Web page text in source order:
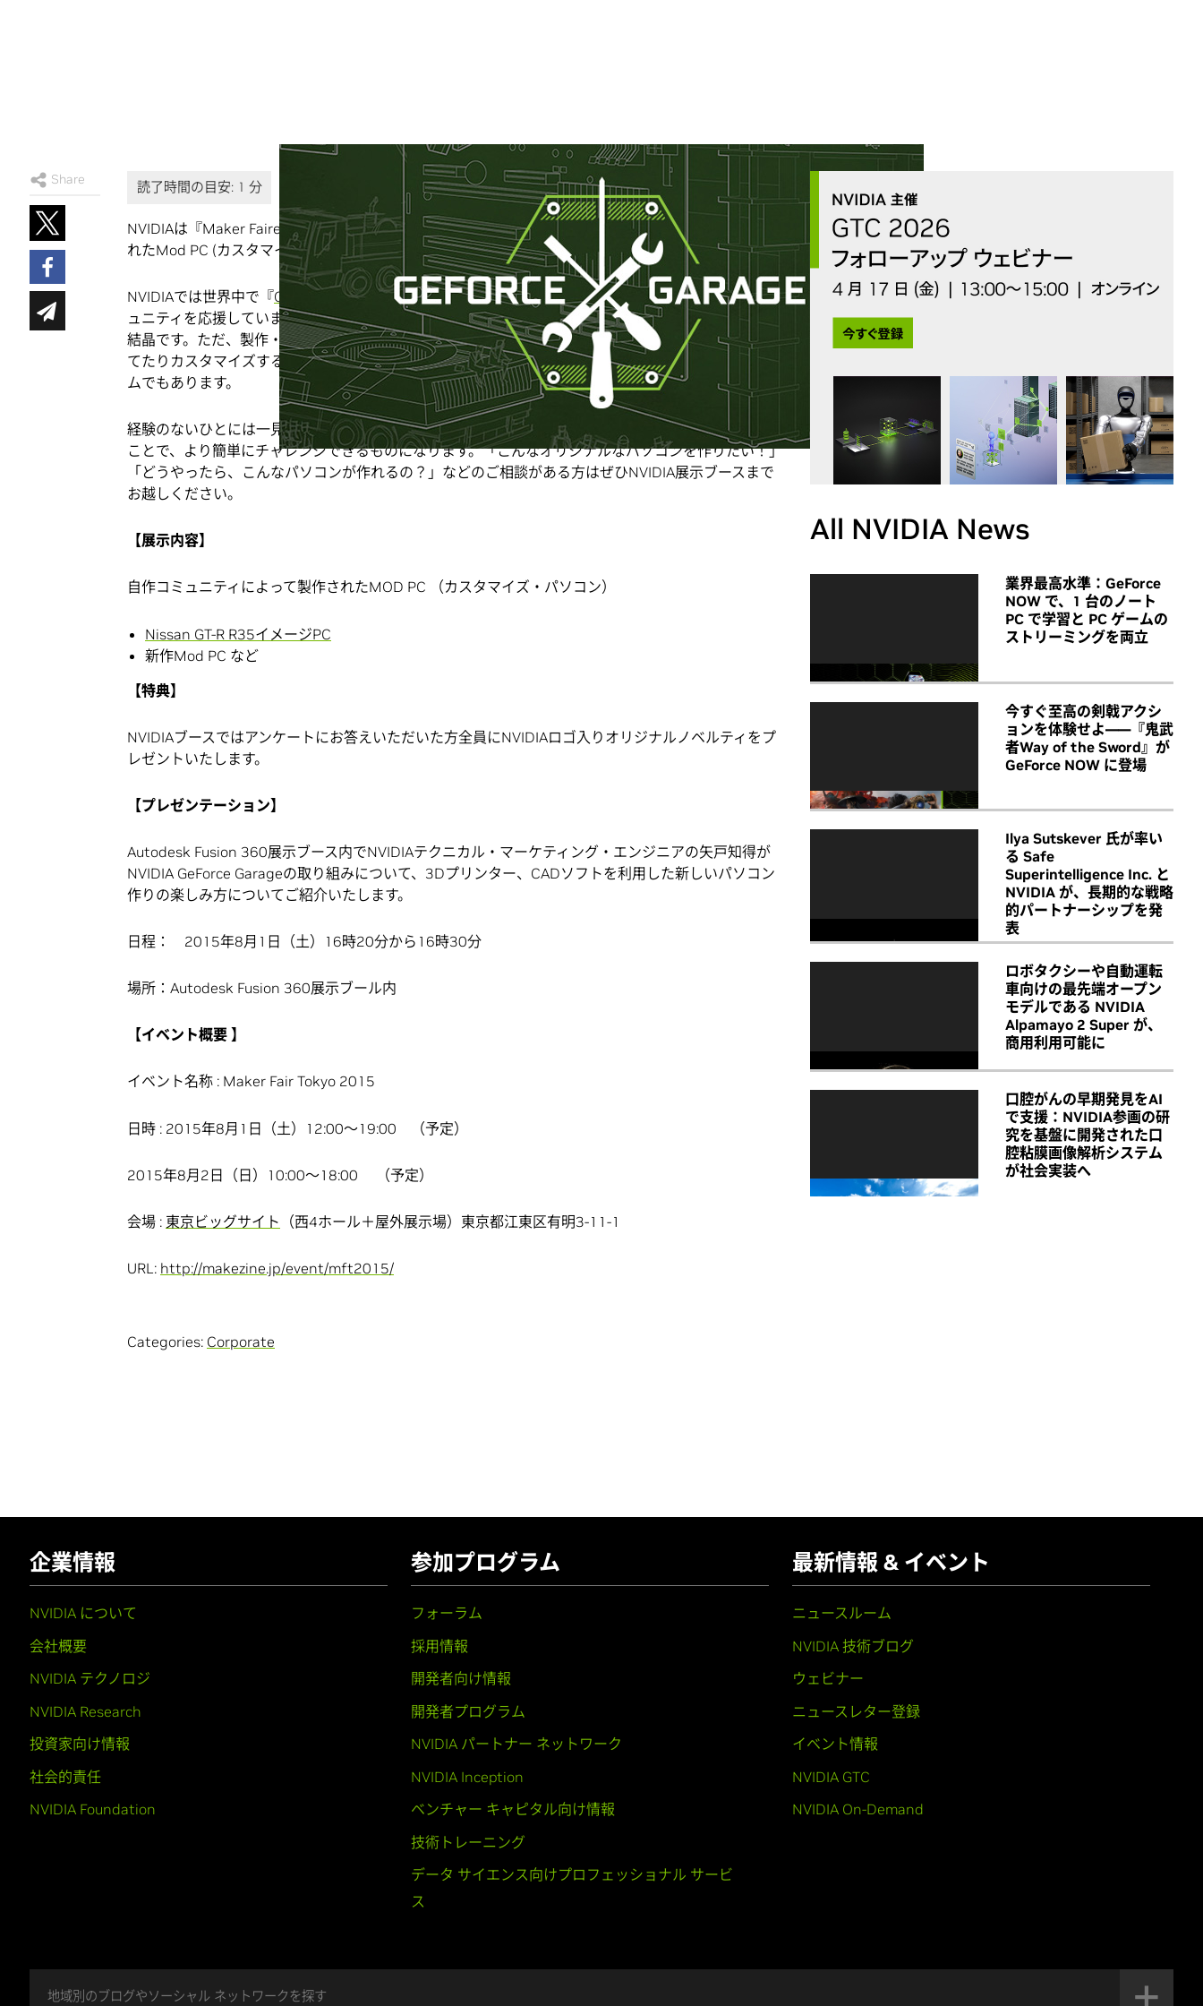
Share
NVIDIAは『Maker Faire Tokyo 』に今年も出展いたします。自作パソコンコミュニティによって製作さ
れたMod PC (カスタマイズ・パソコン)の作品をNVIDIA展示ブースでご紹介いたします。
NVIDIAでは世界中で『GeForce Garage』というプロジェクトを実施し、こだわりの自作パソコンコミ
ュニティを応援しています。完成品として市販されているパソコンは、プロによるエンジニアリングの
結晶です。ただ、製作・創作活動に欠かせないツールでもあるパソコンは、それ自体を自分で組み立
てたりカスタマイズすることで、自分自身のこだわりを表現し、満足感を得られるパーソナルアイテ
ムでもあります。
経験のないひとには一見難しく思えるパソコンの自作・カスタマイズもガイドやお手本を参考にする
ことで、より簡単にチャレンジできるものになります。「こんなオリジナルなパソコンを作りたい！」
「どうやったら、こんなパソコンが作れるの？」などのご相談がある方はぜひNVIDIA展示ブースまで
お越しください。
【展示内容】
自作コミュニティによって製作されたMOD PC （カスタマイズ・パソコン）
Nissan GT-R R35イメージPC
新作Mod PC など
【特典】
NVIDIAブースではアンケートにお答えいただいた方全員にNVIDIAロゴ入りオリジナルノベルティをプ
レゼントいたします。
【プレゼンテーション】
Autodesk Fusion 360展示ブース内でNVIDIAテクニカル・マーケティング・エンジニアの矢戸知得が
NVIDIA GeForce Garageの取り組みについて、3Dプリンター、CADソフトを利用した新しいパソコン
作りの楽しみ方についてご紹介いたします。
日程： 2015年8月1日（土）16時20分から16時30分
場所：Autodesk Fusion 360展示ブール内
【イベント概要 】
イベント名称 : Maker Fair Tokyo 2015
日時 : 2015年8月1日（土）12:00～19:00 （予定）
2015年8月2日（日）10:00～18:00 （予定）
会場 : 東京ビッグサイト （西4ホール＋屋外展示場）東京都江東区有明3-11-1
URL: http://makezine.jp/event/mft2015/
Categories: Corporate
All NVIDIA News
業界最高水準：GeForce
NOW で、1 台のノート
PC で学習と PC ゲームの
ストリーミングを両立
今すぐ至高の剣戟アクシ
ョンを体験せよ――『鬼武
者Way of the Sword』が
GeForce NOW に登場
Ilya Sutskever 氏が率い
る Safe
Superintelligence Inc. と
NVIDIA が、長期的な戦略
的パートナーシップを発
表
ロボタクシーや自動運転
車向けの最先端オープン
モデルである NVIDIA
Alpamayo 2 Super が、
商用利用可能に
口腔がんの早期発見をAI
で支援：NVIDIA参画の研
究を基盤に開発された口
腔粘膜画像解析システム
が社会実装へ
企業情報
NVIDIA について
会社概要
NVIDIA テクノロジ
NVIDIA Research
投資家向け情報
社会的責任
NVIDIA Foundation
参加プログラム
フォーラム
採用情報
開発者向け情報
開発者プログラム
NVIDIA パートナー ネットワーク
NVIDIA Inception
ベンチャー キャピタル向け情報
技術トレーニング
データ サイエンス向けプロフェッショナル サービ
ス
最新情報 & イベント
ニュースルーム
NVIDIA 技術ブログ
ウェビナー
ニュースレター登録
イベント情報
NVIDIA GTC
NVIDIA On-Demand
地域別のブログやソーシャル ネットワークを探す